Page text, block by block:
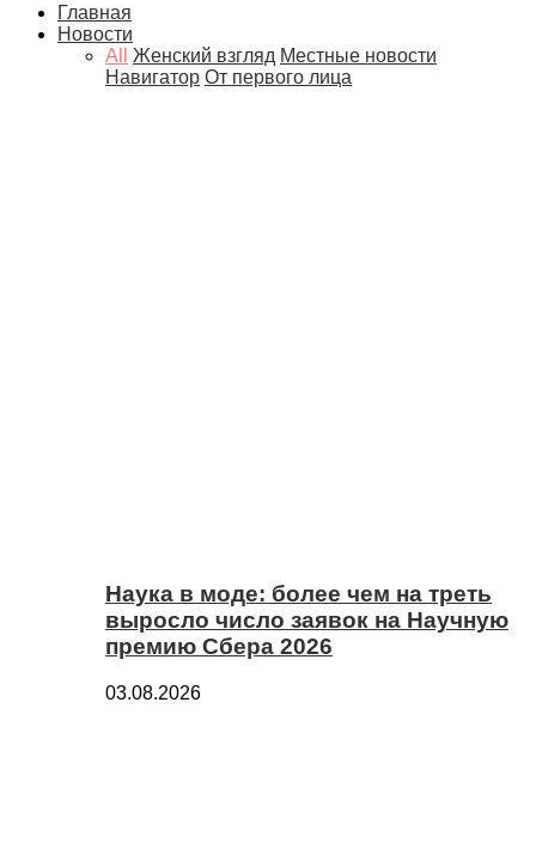
Главная
Новости
All
Женский взгляд Местные новости
Навигатор От первого лица
Наука в моде: более чем на треть
выросло число заявок на Научную
премию Сбера 2026
03.08.2026